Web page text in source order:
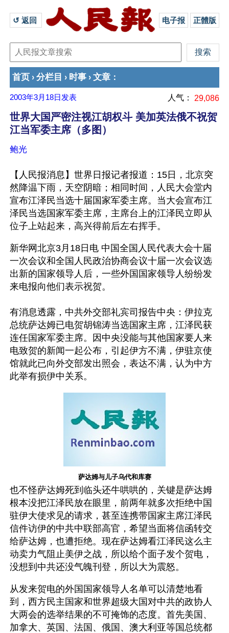
↺ 返回 电子报 正體版
首页 › 分栏目 › 时事 › 文章 ：
2003年3月18日 发表 人气： 29,086
世界大国严密注视江胡权斗 美加英法俄不祝贺
江当军委主席（多图）
鲍光
【人民报消息】世界日报记者报道：15日，北京突
然降温下雨，天空阴暗；相同时间，人民大会堂内
宣布江泽民当选十届国家军委主席。当大会宣布江
泽民当选国家军委主席，主席台上的江泽民立即从
位子上站起来，高兴得前后左右挥手。
新华网北京3月18日电 中国全国人民代表大会十届
一次会议和全国人民政治协商会议十届一次会议选
出新的国家领导人后，一些外国国家领导人纷纷发
来电报向他们表示祝贺。
有消息透露，中共外交部礼宾司报告中央：伊拉克
总统萨达姆已电贺胡锦涛当选国家主席，江泽民获
连任国家军委主席。因中央没能与其他国家要人来
电致贺的新闻一起公布，引起伊方不满，伊驻京使
馆就此已向外交部发出照会，表达不满，认为中方
此举有损伊中关系。
萨达姆与儿子乌代和库赛
也不怪萨达姆死到临头还牛哄哄的，关键是萨达姆
根本没把江泽民放在眼里，前两年就多次拒绝中国
驻伊大使求见的请求，甚至连携带国家主席江泽民
信件访伊的中共中联部高官，希望当面将信函转交
给萨达姆，也遭拒绝。现在萨达姆看江泽民这么主
动卖力气阻止美伊之战，所以给个面子发个贺电，
没想到中共还没气魄刊登，所以大为震怒。
从发来贺电的外国国家领导人名单可以清楚地看
到，西方民主国家和世界超级大国对中共的政协人
大两会的选举结果的不可掩饰的态度。首先美国、
加拿大、英国、法国、俄国、澳大利亚等国总统都